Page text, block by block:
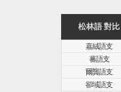
松林語 對比
嘉絨語支
蕃語支
爾龔語支
卻域語支